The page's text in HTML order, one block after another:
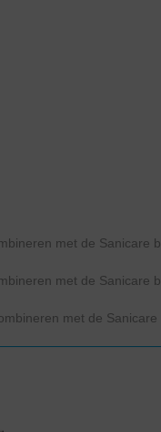
met de Sanicare
met de Sanicare
met de Sanicare